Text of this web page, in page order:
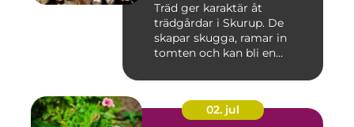
Träd ger karaktär åt
trädgårdar i Skurup. De
skapar skugga, ramar in
tomten och kan bli en
02. jul